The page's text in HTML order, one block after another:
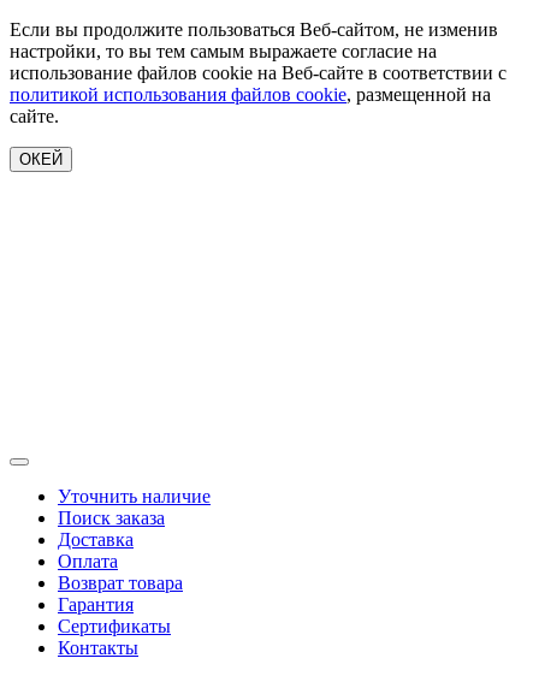
Если вы продолжите пользоваться Веб-сайтом, не изменив
настройки, то вы тем самым выражаете согласие на
использование файлов cookie на Веб-сайте в соответствии с
политикой использования файлов cookie, размещенной на
сайте.
ОКЕЙ
Уточнить наличие
Поиск заказа
Доставка
Оплата
Возврат товара
Гарантия
Сертификаты
Контакты